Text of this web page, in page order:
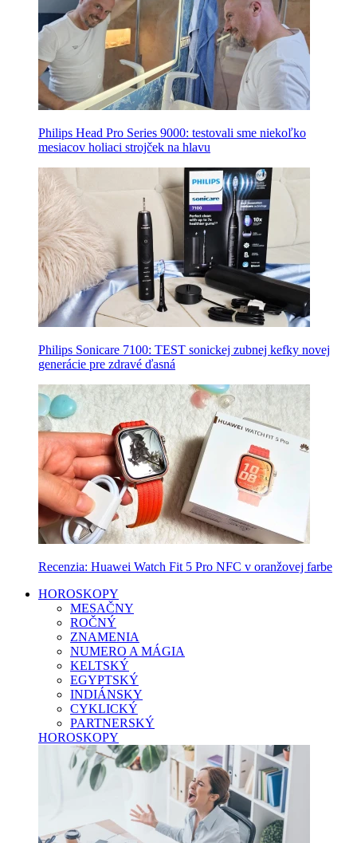
Philips Head Pro Series 9000: testovali sme niekoľko
mesiacov holiaci strojček na hlavu
Philips Sonicare 7100: TEST sonickej zubnej kefky novej
generácie pre zdravé ďasná
Recenzia: Huawei Watch Fit 5 Pro NFC v oranžovej farbe
HOROSKOPY
MESAČNY
ROČNÝ
ZNAMENIA
NUMERO A MÁGIA
KELTSKÝ
EGYPTSKÝ
INDIÁNSKY
CYKLICKÝ
PARTNERSKÝ
HOROSKOPY